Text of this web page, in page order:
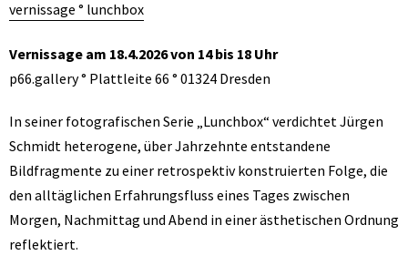
vernissage ° lunchbox
Vernissage am 18.4.2026 von 14 bis 18 Uhr
p66.gallery ° Plattleite 66 ° 01324 Dresden
In seiner fotografischen Serie „Lunchbox“ verdichtet Jürgen
Schmidt heterogene, über Jahrzehnte entstandene
Bildfragmente zu einer retrospektiv konstruierten Folge, die
den alltäglichen Erfahrungsfluss eines Tages zwischen
Morgen, Nachmittag und Abend in einer ästhetischen Ordnung
reflektiert.